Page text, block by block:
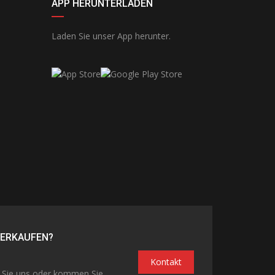
APP HERUNTERLADEN
Laden Sie unser App herunter.
Kontakt